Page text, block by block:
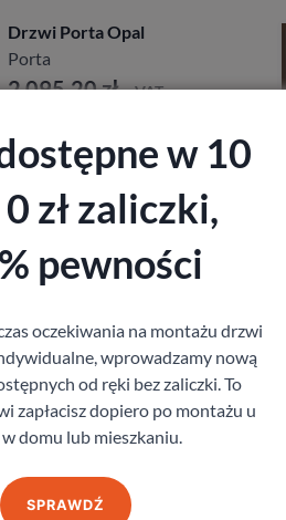
Drzwi Porta
Porta
Zobacz
Zamów pomiar
w 10
zł zaliczki,
pewności
oczekiwania na montażu drzwi
wprowadzamy nową
od ręki bez zaliczki. To
zapłacisz dopiero po montażu u
domu lub mieszkaniu.
SPRAWDŹ